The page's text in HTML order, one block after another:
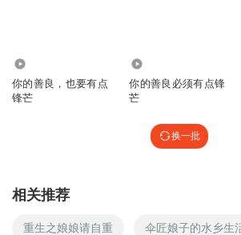
你的善良，也要有点
锋芒
你的善良必须有点锋
芒
换一批
相关推荐
重生之娘娘请自重 伞匠娘子的水乡生